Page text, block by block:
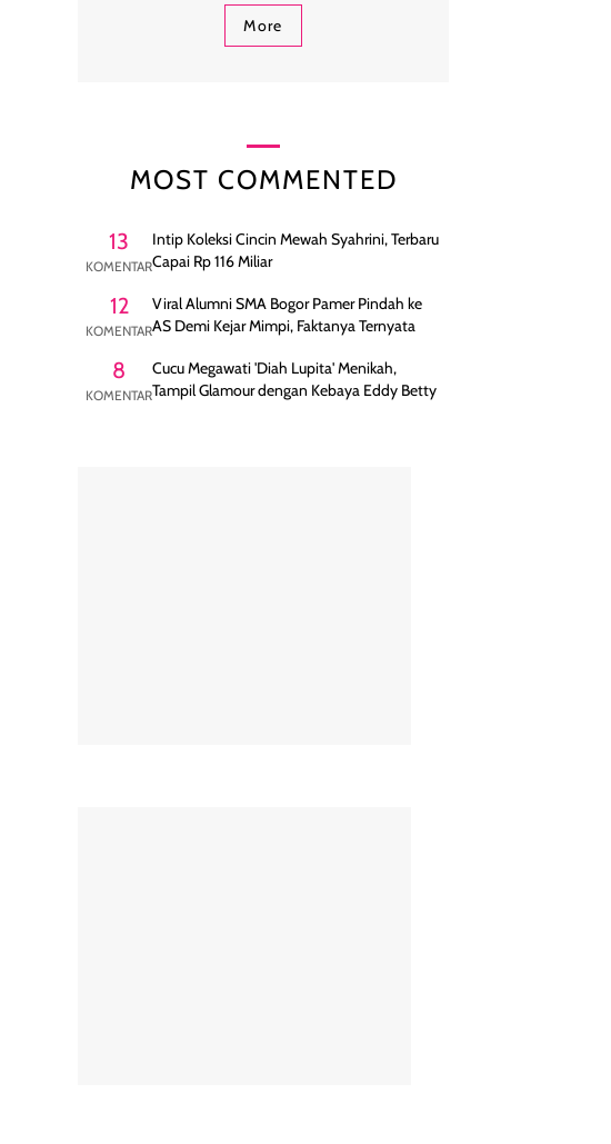
More
MOST COMMENTED
13
KOMENTAR
Intip Koleksi Cincin Mewah Syahrini, Terbaru
Capai Rp 116 Miliar
12
KOMENTAR
Viral Alumni SMA Bogor Pamer Pindah ke
AS Demi Kejar Mimpi, Faktanya Ternyata
8
KOMENTAR
Cucu Megawati 'Diah Lupita' Menikah,
Tampil Glamour dengan Kebaya Eddy Betty